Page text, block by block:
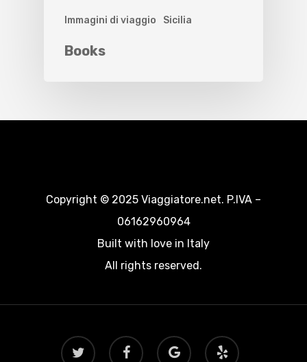
Immagini di viaggio Sicilia
Books
Copyright © 2025 Viaggiatore.net. P.IVA –
06162960964
Built with love in Italy
All rights reserved.
twitter facebook
google-
plus
yelp